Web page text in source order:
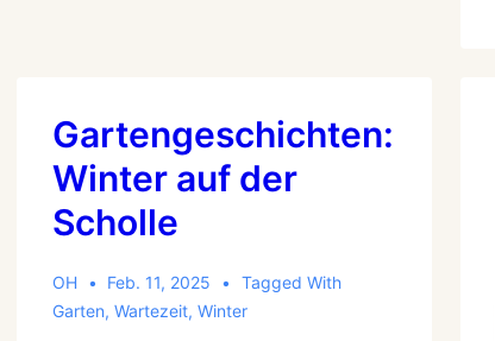
Gartengeschichten:
Winter auf der
Scholle
OH Feb. 11, 2025
Tagged With
Garten, Wartezeit, Winter